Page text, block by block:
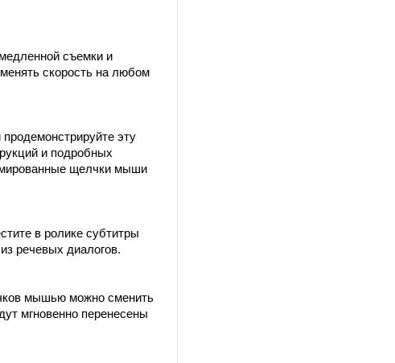
съемки и
скорость на любом
эту
и подробных
щелчки мыши
в ролике субтитры
речевых диалогов.
мышью можно сменить
мгновенно перенесены